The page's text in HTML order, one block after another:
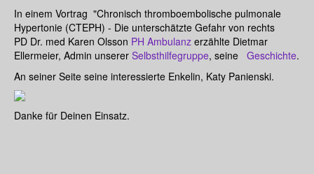
In einem Vortrag "Chronisch thromboembolische pulmonale
Hypertonie (CTEPH) - Die unterschätzte Gefahr von rechts
PD Dr. med Karen Olsson PH Ambulanz erzählte Dietmar
Ellermeier, Admin unserer Selbsthilfegruppe, seine Geschichte.
An seiner Seite seine interessierte Enkelin, Katy Panienski.
Danke für Deinen Einsatz.